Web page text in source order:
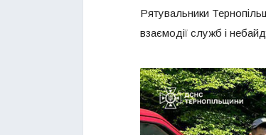
Рятувальники
взаємодії служб і